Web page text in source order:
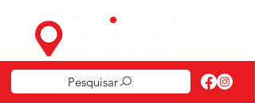
Pesquisar